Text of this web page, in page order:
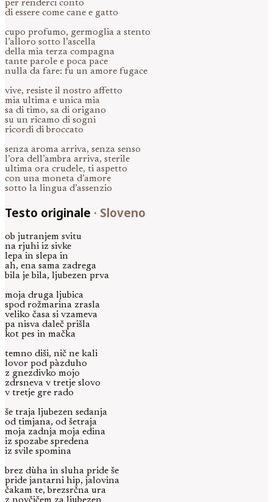
per renderci conto
di essere come cane e gatto
cupo profumo, germoglia a stento
l’alloro sotto l’ascella
della mia terza compagna
tante parole e poca pace
nulla da fare: fu un amore fugace
vive, resiste il nostro affetto
mia ultima e unica mia
sa di timo, sa di origano
su un ricamo di sogni
ricordi di broccato
senza aroma arriva, senza senso
l’ora dell’ambra arriva, sterile
ultima ora crudele, ti aspetto
con una moneta d’amore
sotto la lingua d’assenzio
Testo originale · Sloveno
ob jutranjem svitu
na rjuhi iz sivke
lepa in slepa in
ah, ena sama zadrega
bila je bila, ljubezen prva
moja druga ljubica
spod rožmarina zrasla
veliko časa si vzameva
pa nisva daleč prišla
kot pes in mačka
temno diši, nič ne kali
lovor pod pàzduho
z gnezdivko mojo
zdrsneva v tretje slovo
v tretje gre rado
še traja ljubezen sedanja
od timjana, od šetraja
moja zadnja moja edina
iz spozabe spredena
iz svile spomina
brez dùha in sluha pride še
pride jantarni hip, jalovina
čakam te, brezsrčna ura
z novčičem za ljubezen